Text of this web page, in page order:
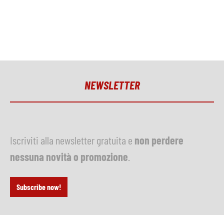
NEWSLETTER
Iscriviti alla newsletter gratuita e non perdere
nessuna novità o promozione
Subscribe now!